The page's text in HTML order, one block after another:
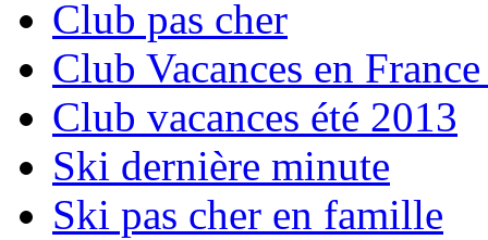
Club pas cher
Club Vacances en
Club vacances été 2013
Ski dernière minute
Ski pas cher en famille